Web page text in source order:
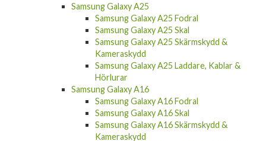
Samsung Galaxy A25
Samsung Galaxy A25 Fodral
Samsung Galaxy A25 Skal
Samsung Galaxy A25 Skärmskydd &
Kameraskydd
Samsung Galaxy A25 Laddare, Kablar &
Hörlurar
Samsung Galaxy A16
Samsung Galaxy A16 Fodral
Samsung Galaxy A16 Skal
Samsung Galaxy A16 Skärmskydd &
Kameraskydd